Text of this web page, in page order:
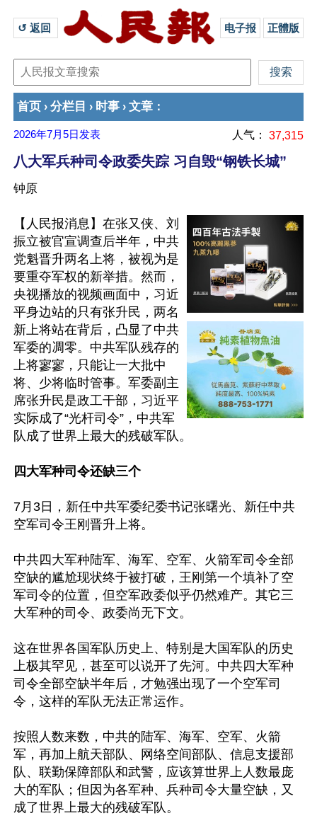
↺ 返回 电子报 正體版
首页 › 分栏目 › 时事 › 文章 ：
2026年7月5日 发表 人气： 37,315
八大军兵种司令政委失踪 习自毁“钢铁长城”
钟原
【人民报消息】在张又侠、刘
振立被官宣调查后半年，中共
党魁晋升两名上将，被视为是
要重夺军权的新举措。然而，
央视播放的视频画面中，习近
平身边站的只有张升民，两名
新上将站在背后，凸显了中共
军委的凋零。中共军队残存的
上将寥寥，只能让一大批中
将、少将临时管事。军委副主
席张升民是政工干部，习近平
实际成了“光杆司令”，中共军
队成了世界上最大的残破军队。
四大军种司令还缺三个
7月3日，新任中共军委纪委书记张曙光、新任中共
空军司令王刚晋升上将。
中共四大军种陆军、海军、空军、火箭军司令全部
空缺的尴尬现状终于被打破，王刚第一个填补了空
军司令的位置，但空军政委似乎仍然难产。其它三
大军种的司令、政委尚无下文。
这在世界各国军队历史上、特别是大国军队的历史
上极其罕见，甚至可以说开了先河。中共四大军种
司令全部空缺半年后，才勉强出现了一个空军司
令，这样的军队无法正常运作。
按照人数来数，中共的陆军、海军、空军、火箭
军，再加上航天部队、网络空间部队、信息支援部
队、联勤保障部队和武警，应该算世界上人数最庞
大的军队；但因为各军种、兵种司令大量空缺，又
成了世界上最大的残破军队。